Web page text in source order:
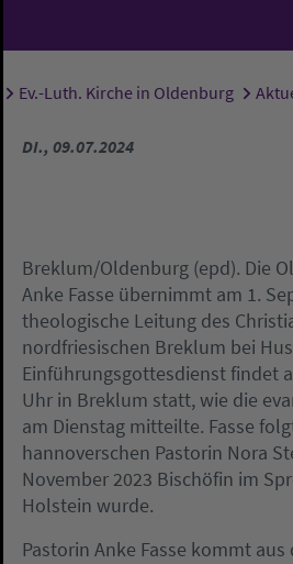
Sie sind hier:
Ev.-Luth. Kirche in Oldenburg
DI., 09.07.2024
Breklum/Oldenburg (epd). Die
Anke Fasse übernimmt am 1.
theologische Leitung des
nordfriesischen Breklum bei
Einführungsgottesdienst findet
Uhr in Breklum statt, wie die
am Dienstag mitteilte. Fasse
hannoverschen Pastorin Nora
November 2023 Bischöfin im
Holstein wurde.
Pastorin Anke Fasse kommt